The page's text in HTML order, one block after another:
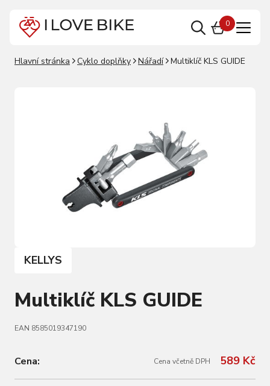
0
Hlavní stránka Cyklo doplňky Nářadí Multiklíč KLS GUIDE
KELLYS
Multiklíč KLS GUIDE
EAN 8585019347190
Cena: Cena včetně DPH 589 Kč